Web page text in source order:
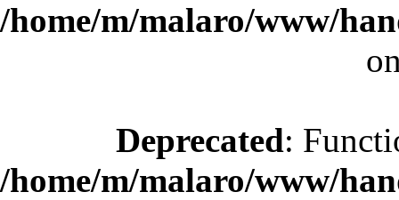
/home/m/malaro/www/
Deprecated:
/home/m/malaro/www/